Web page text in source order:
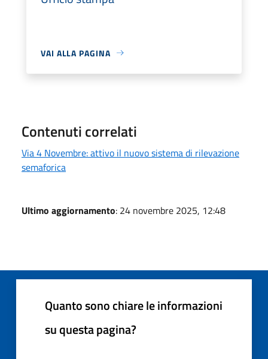
VAI ALLA PAGINA
Contenuti correlati
Via 4 Novembre: attivo il nuovo sistema di rilevazione
semaforica
Ultimo aggiornamento: 24 novembre 2025, 12:48
Quanto sono chiare le informazioni
su questa pagina?